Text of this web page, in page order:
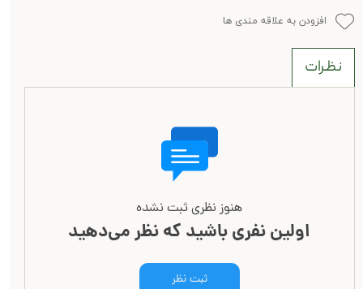
افزودن به علاقه مندی ها
نظرات
هنوز نظری ثبت نشده
اولین نفری باشید که نظر می‌دهید
ثبت نظر